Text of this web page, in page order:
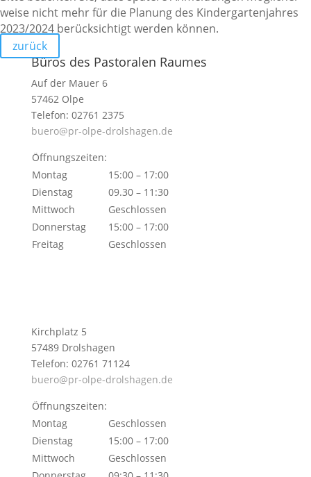
weise nicht mehr für die Planung des Kinder­gar­ten­jahres
2023/2024 berück­sich­tigt werden können.
zurück
Büros des Pastoralen Raumes
Auf der Mauer 6
57462 Olpe
Telefon: 02761 2375
buero@pr-olpe-drolshagen.de
Öffnungszeiten:
Montag
15:00 – 17:00
Dienstag
09.30 – 11:30
Mittwoch
Geschlossen
Donnerstag
15:00 – 17:00
Freitag
Geschlossen
Kirchplatz 5
57489 Drolshagen
Telefon: 02761 71124
buero@pr-olpe-drolshagen.de
Öffnungszeiten:
Montag
Geschlossen
Dienstag
15:00 – 17:00
Mittwoch
Geschlossen